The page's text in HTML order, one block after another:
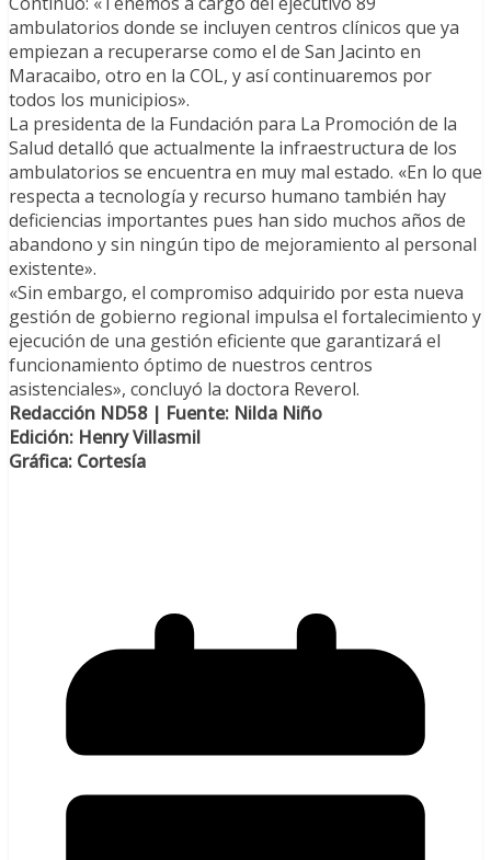
ambulatorios donde se incluyen centros clínicos que ya
empiezan a recuperarse como el de San Jacinto en
Maracaibo, otro en la COL, y así continuaremos por
todos los municipios».
La presidenta de la Fundación para La Promoción de la
Salud detalló que actualmente la infraestructura de los
ambulatorios se encuentra en muy mal estado. «En lo que
respecta a tecnología y recurso humano también hay
deficiencias importantes pues han sido muchos años de
abandono y sin ningún tipo de mejoramiento al personal
existente».
«Sin embargo, el compromiso adquirido por esta nueva
gestión de gobierno regional impulsa el fortalecimiento y
ejecución de una gestión eficiente que garantizará el
funcionamiento óptimo de nuestros centros
asistenciales», concluyó la doctora Reverol.
Redacción ND58 | Fuente: Nilda Niño
Edición: Henry Villasmil
Gráfica: Cortesía